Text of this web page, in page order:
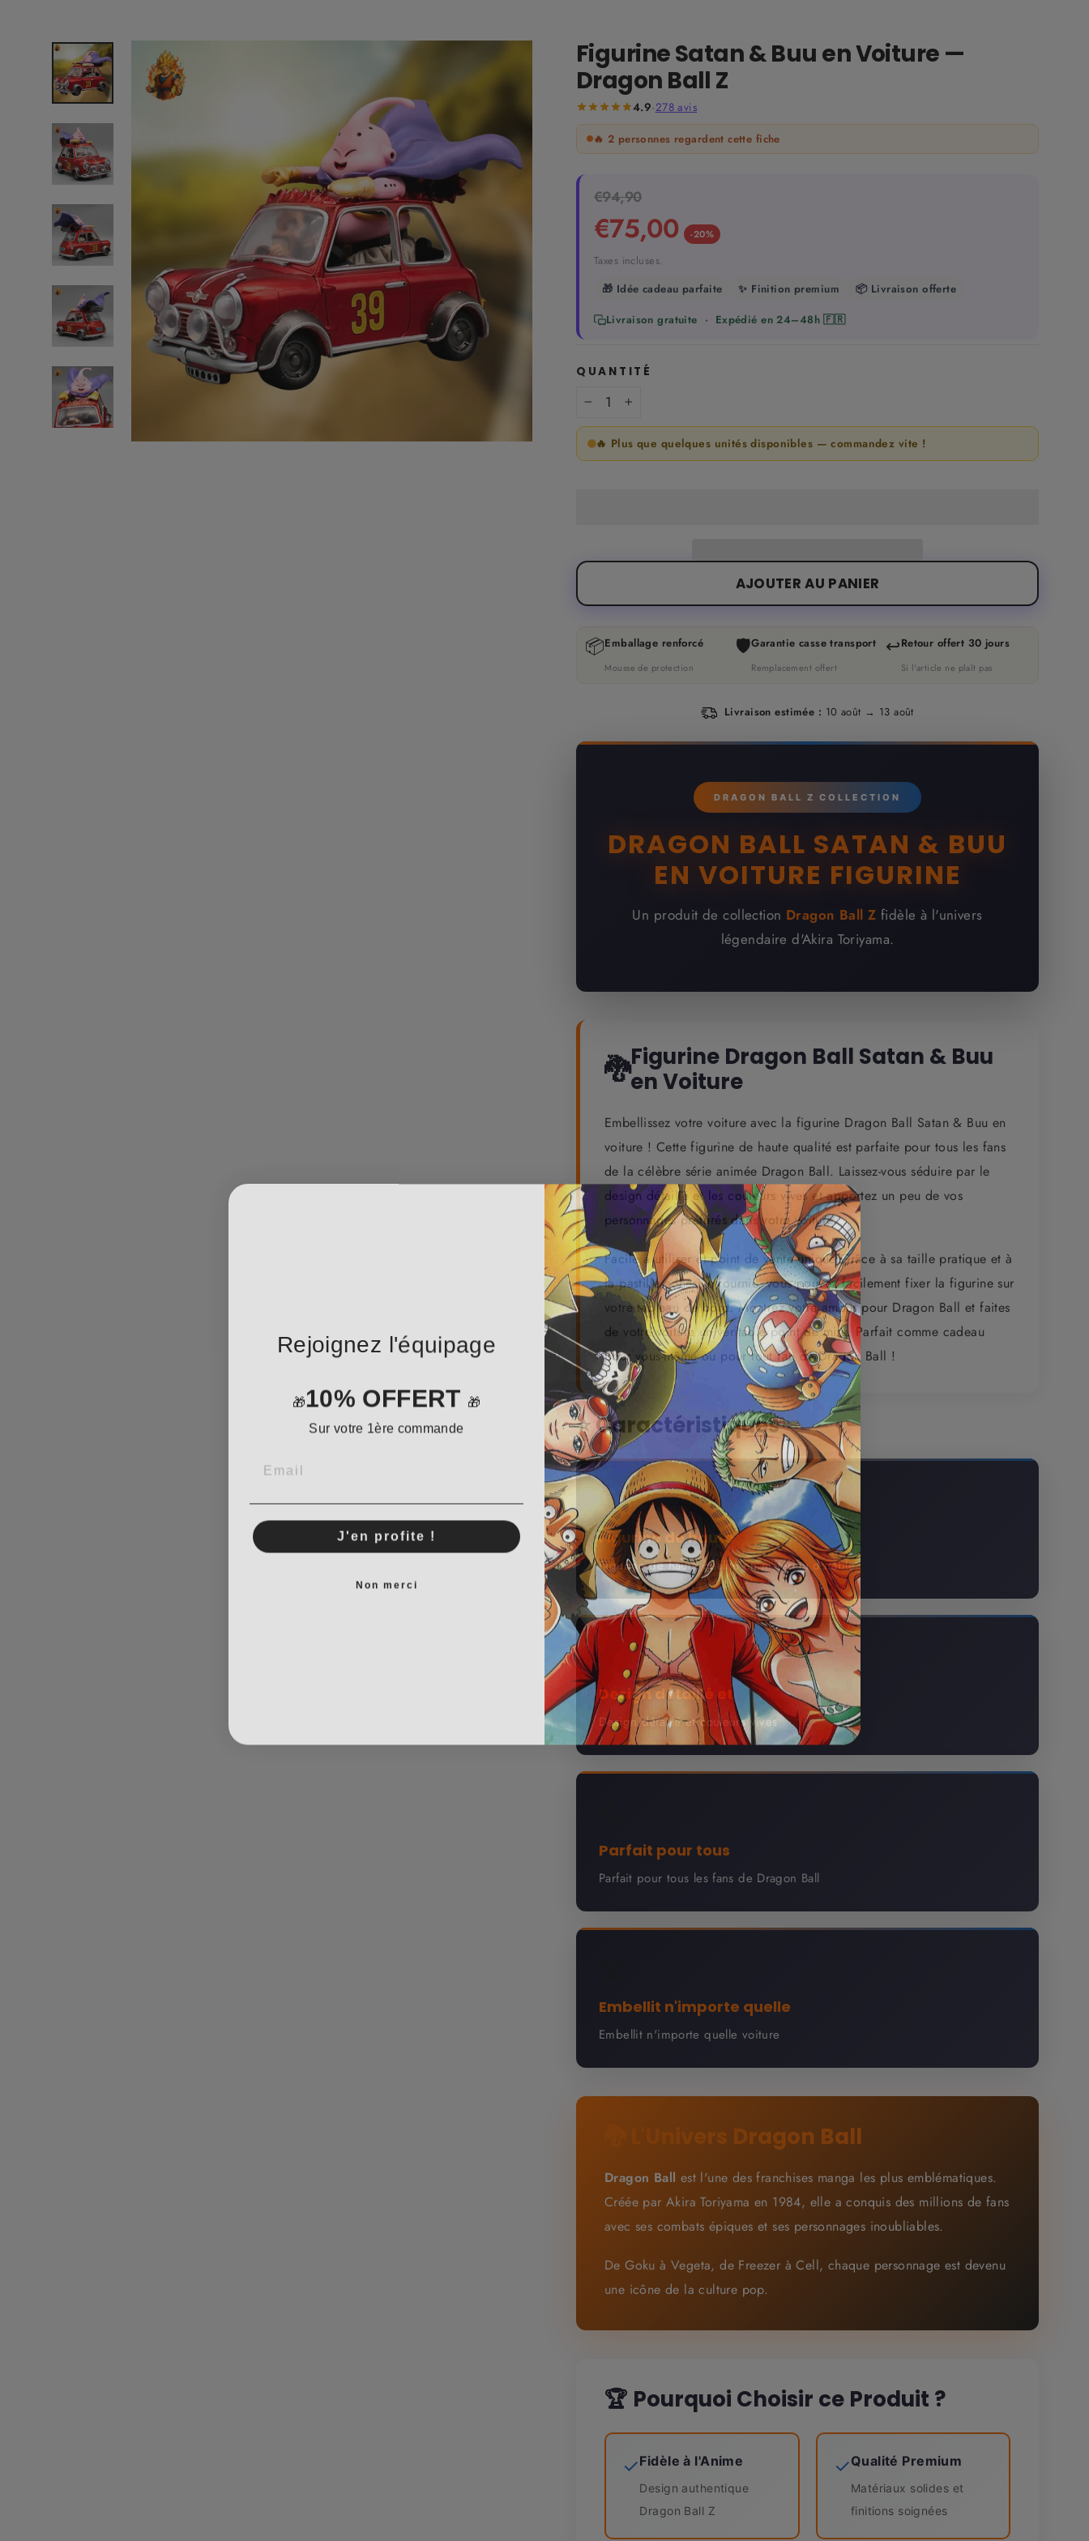
Figurine Satan & Buu en Voiture —
Dragon Ball Z
4.9·278 avis
🔥 2 personnes regardent cette fiche
Prix
régulier
€94,90
réduit
€75,00 -20%
Taxes incluses.
🎁 Idée cadeau parfaite
✨ Finition premium 📦 Livraison offerte
Livraison gratuite · Expédié en 24–48h 🇫🇷
QUANTITÉ
🔥 Plus que quelques unités disponibles — commandez vite !
AJOUTER AU PANIER
📦Emballage renforcé
Mousse de protection
🛡️Garantie casse transport
Remplacement offert
↩️Retour offert 30 jours
Si l'article ne plaît pas
Livraison estimée : 10 août → 13 août
DRAGON BALL Z COLLECTION
DRAGON BALL SATAN & BUU
EN VOITURE FIGURINE
Un produit de collection Dragon Ball Z fidèle à l'univers
légendaire d'Akira Toriyama.
🐉Figurine Dragon Ball Satan & Buu
en Voiture
Embellissez votre voiture avec la figurine Dragon Ball Satan & Buu en
voiture ! Cette figurine de haute qualité est parfaite pour tous les fans
de la célèbre série animée Dragon Ball. Laissez-vous séduire par le
design détaillé et les couleurs vives et apportez un peu de vos
personnages préférés dans votre voiture.
Facile à utiliser et point de vente unique Grâce à sa taille pratique et à
la pastille adhésive fournie, vous pouvez facilement fixer la figurine sur
votre tableau de bord. Montrez votre amour pour Dragon Ball et faites
de votre voiture un véritable point de mire. Parfait comme cadeau
pour vous-même ou pour tout fan de Dragon Ball !
⭐ Caractéristiques
🔥
Figurine de haute
Figurine de haute qualité en matériau durable
Design détaillé et
Design détaillé et couleurs vives
Parfait pour tous
Parfait pour tous les fans de Dragon Ball
Embellit n'importe quelle
Embellit n'importe quelle voiture
🐉 L'Univers Dragon Ball
Dragon Ball est l'une des franchises manga les plus emblématiques.
Créée par Akira Toriyama en 1984, elle a conquis des millions de fans
avec ses combats épiques et ses personnages inoubliables.
De Goku à Vegeta, de Freezer à Cell, chaque personnage est devenu
une icône de la culture pop.
🏆 Pourquoi Choisir ce Produit ?
✓Fidèle à l'Anime
Design authentique
Dragon Ball Z
✓Qualité Premium
Matériaux solides et
finitions soignées
Rejoignez l'équipage
10% OFFERT
J'en profite !